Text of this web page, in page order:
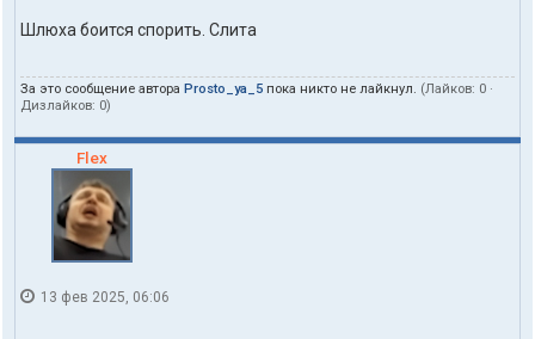
Шлюха боится спорить. Слита
За это сообщение автора Prosto_ya_5 пока никто не лайкнул. (Лайков: 0 ·
Дизлайков: 0)
Flex
13 фев 2025, 06:06